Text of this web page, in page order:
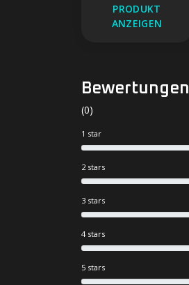
PRODUKT
ANZEIGEN
Bewertungen
(0)
1 star
2 stars
3 stars
4 stars
5 stars